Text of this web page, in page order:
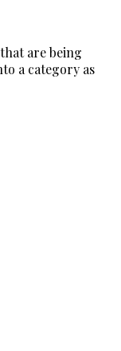
are being
a category as